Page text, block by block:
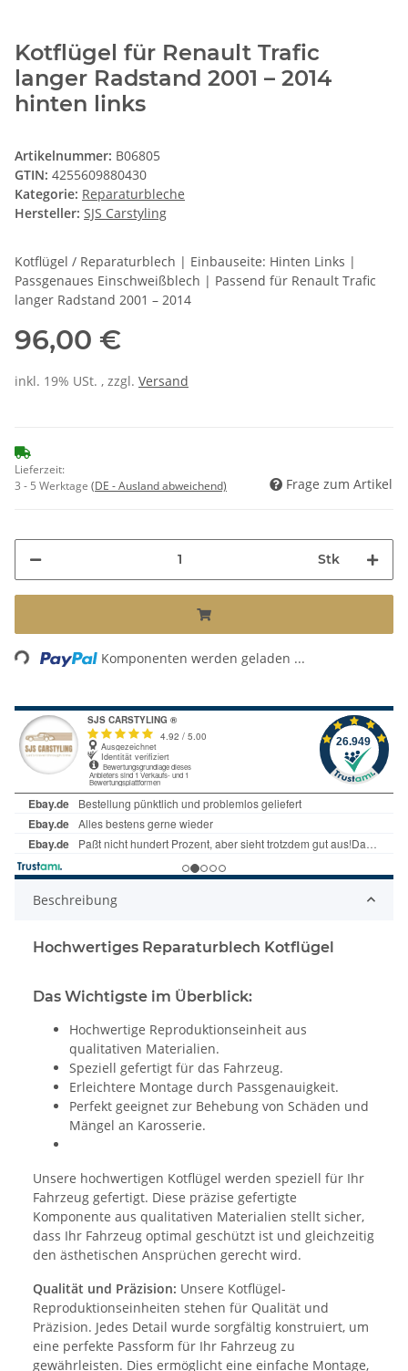
Kotflügel für Renault Trafic
langer Radstand 2001 – 2014
hinten links
Artikelnummer: B06805
GTIN: 4255609880430
Kategorie: Reparaturbleche
Hersteller: SJS Carstyling
Kotflügel / Reparaturblech | Einbauseite: Hinten Links |
Passgenaues Einschweißblech | Passend für Renault Trafic
langer Radstand 2001 – 2014
96,00 €
inkl. 19% USt. , zzgl. Versand
Lieferzeit:
3 - 5 Werktage (DE - Ausland abweichend) Frage zum Artikel
Stk
Loading... Komponenten werden geladen ...
Beschreibung
Hochwertiges Reparaturblech Kotflügel
Das Wichtigste im Überblick:
Hochwertige Reproduktionseinheit aus
qualitativen Materialien.
Speziell gefertigt für das Fahrzeug.
Erleichtere Montage durch Passgenauigkeit.
Perfekt geeignet zur Behebung von Schäden und
Mängel an Karosserie.
Unsere hochwertigen Kotflügel werden speziell für Ihr
Fahrzeug gefertigt. Diese präzise gefertigte
Komponente aus qualitativen Materialien stellt sicher,
dass Ihr Fahrzeug optimal geschützt ist und gleichzeitig
den ästhetischen Ansprüchen gerecht wird.
Qualität und Präzision: Unsere Kotflügel-
Reproduktionseinheiten stehen für Qualität und
Präzision. Jedes Detail wurde sorgfältig konstruiert, um
eine perfekte Passform für Ihr Fahrzeug zu
gewährleisten. Dies ermöglicht eine einfache Montage,